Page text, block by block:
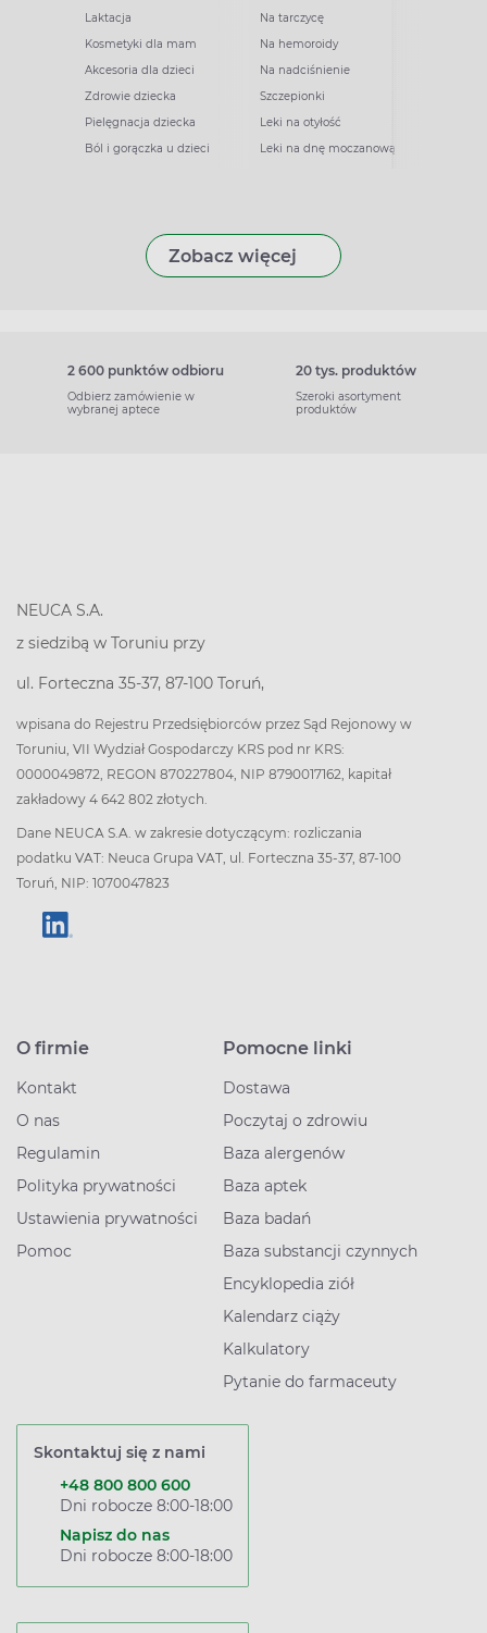
Laktacja
Kosmetyki dla mam
Akcesoria dla dzieci
Zdrowie dziecka
Pielęgnacja dziecka
Ból i gorączka u dzieci
Na tarczycę
Na hemoroidy
Na nadciśnienie
Szczepionki
Leki na otyłość
Leki na dnę moczanową
Zobacz więcej
2 600 punktów odbioru
Odbierz zamówienie w
wybranej aptece
20 tys. produktów
Szeroki asortyment
produktów
NEUCA S.A.
z siedzibą w Toruniu przy
ul. Forteczna 35-37, 87-100 Toruń,
wpisana do Rejestru Przedsiębiorców przez Sąd Rejonowy w
Toruniu, VII Wydział Gospodarczy KRS pod nr KRS:
0000049872, REGON 870227804, NIP 8790017162, kapitał
zakładowy 4 642 802 złotych.
Dane NEUCA S.A. w zakresie dotyczącym: rozliczania
podatku VAT: Neuca Grupa VAT, ul. Forteczna 35-37, 87-100
Toruń, NIP: 1070047823
O firmie
Kontakt
O nas
Regulamin
Polityka prywatności
Ustawienia prywatności
Pomoc
Pomocne linki
Dostawa
Poczytaj o zdrowiu
Baza alergenów
Baza aptek
Baza badań
Baza substancji czynnych
Encyklopedia ziół
Kalendarz ciąży
Kalkulatory
Pytanie do farmaceuty
Skontaktuj się z nami
+48 800 800 600
Dni robocze 8:00-18:00
Napisz do nas
Dni robocze 8:00-18:00